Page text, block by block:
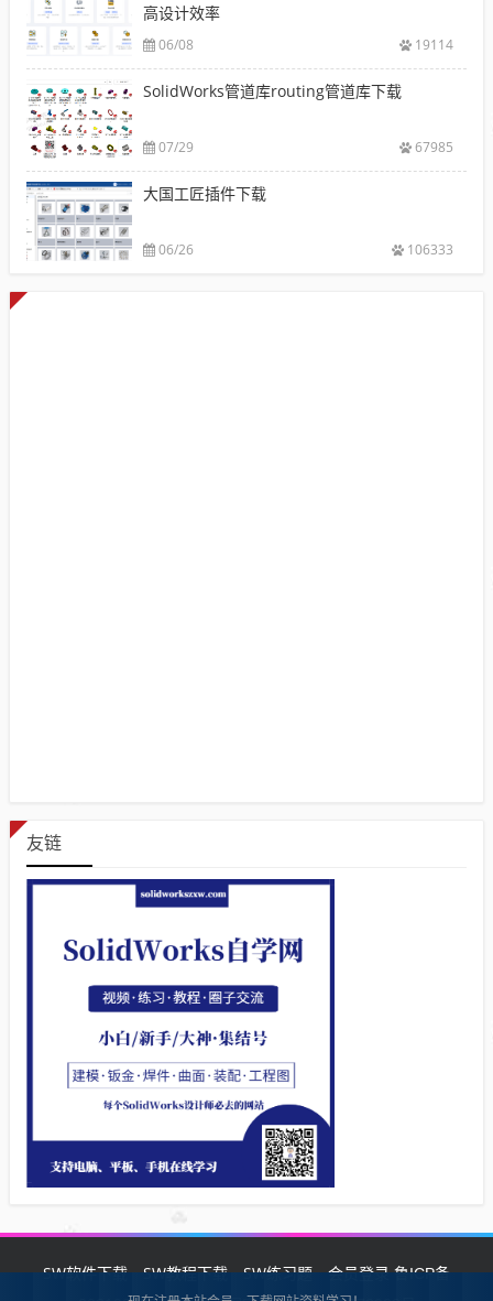
高设计效率
06/08 19114
SolidWorks管道库routing管道库下载
07/29 67985
大国工匠插件下载
06/26 106333
友链
SW软件下载 SW教程下载 SW练习题 会员登录鲁ICP备